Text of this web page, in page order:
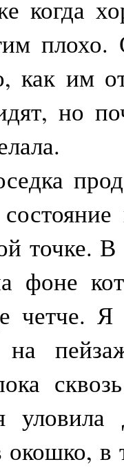
когда
как им
но
точке.
фоне
четче. Я
на
окошко, в